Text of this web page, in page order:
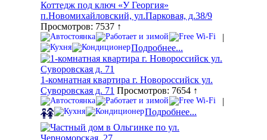
Коттедж под ключ «У Георгия»
п.Новомихайловский, ул.Парковая, д.38/9
Просмотров: 7537 ↑
|
Подробнее...
1-комнатная квартира г. Новороссийск ул.
Суворовская д. 71 Просмотров: 7654 ↑
|
Подробнее...